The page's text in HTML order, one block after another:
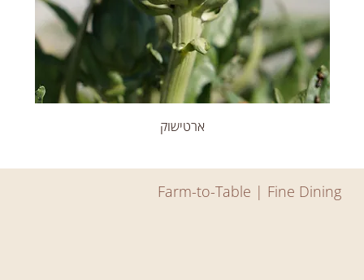
ארטישוק
Farm-to-Table | Fine Dining